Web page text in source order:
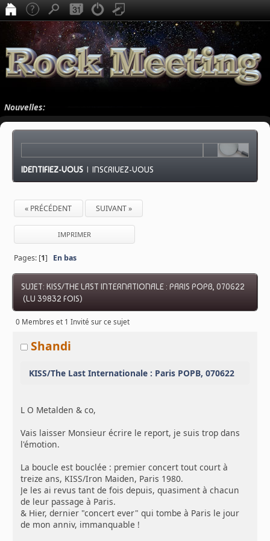
Nouvelles:
IDENTIFIEZ-VOUS |INSCRIVEZ-VOUS
« PRÉCÉDENT SUIVANT »
IMPRIMER
Pages: [1] En bas
SUJET: KISS/THE LAST INTERNATIONALE : PARIS POPB, 070622
(LU 39832 FOIS)
0 Membres et 1 Invité sur ce sujet
Shandi
KISS/The Last Internationale : Paris POPB, 070622
L O Metalden & co,
Vais laisser Monsieur écrire le report, je suis trop dans
l'émotion.
La boucle est bouclée : premier concert tout court à
treize ans, KISS/Iron Maiden, Paris 1980.
Je les ai revus tant de fois depuis, quasiment à chacun
de leur passage à Paris.
& Hier, dernier "concert ever" qui tombe à Paris le jour
de mon anniv, immanquable !